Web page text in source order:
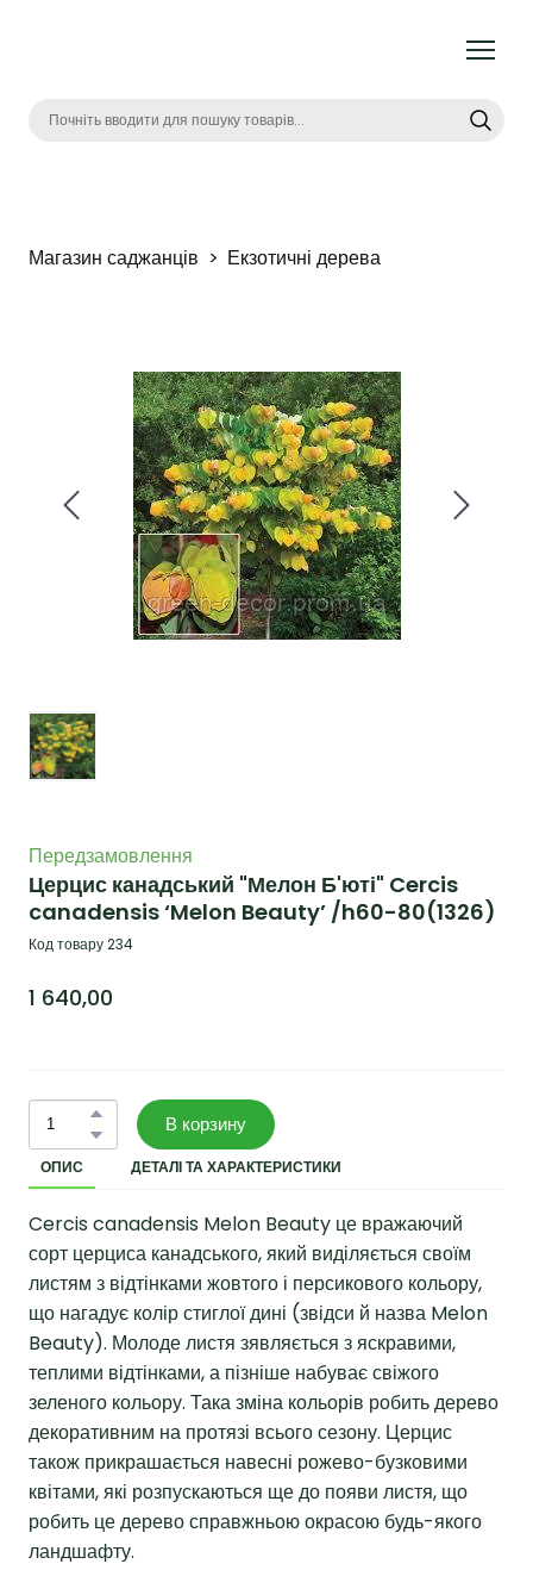
Магазин саджанців Екзотичні дерева
Передзамовлення
Церцис канадський "Мелон Б'юті" Cercis
canadensis ‘Melon Beauty’ /h60-80(1326)
Код товару 234
1 640,00
В корзину
ОПИС ДЕТАЛІ ТА ХАРАКТЕРИСТИКИ
Cercis canadensis Melon Beauty це вражаючий
сорт церциса канадського, який виділяється своїм
листям з відтінками жовтого і персикового кольору,
що нагадує колір стиглої дині (звідси й назва Melon
Beauty). Молоде листя зявляється з яскравими,
теплими відтінками, а пізніше набуває свіжого
зеленого кольору. Така зміна кольорів робить дерево
декоративним на протязі всього сезону. Церцис
також прикрашається навесні рожево-бузковими
квітами, які розпускаються ще до появи листя, що
робить це дерево справжньою окрасою будь-якого
ландшафту.